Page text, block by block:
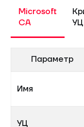
Microsoft
CA
Параметр
Имя
УЦ